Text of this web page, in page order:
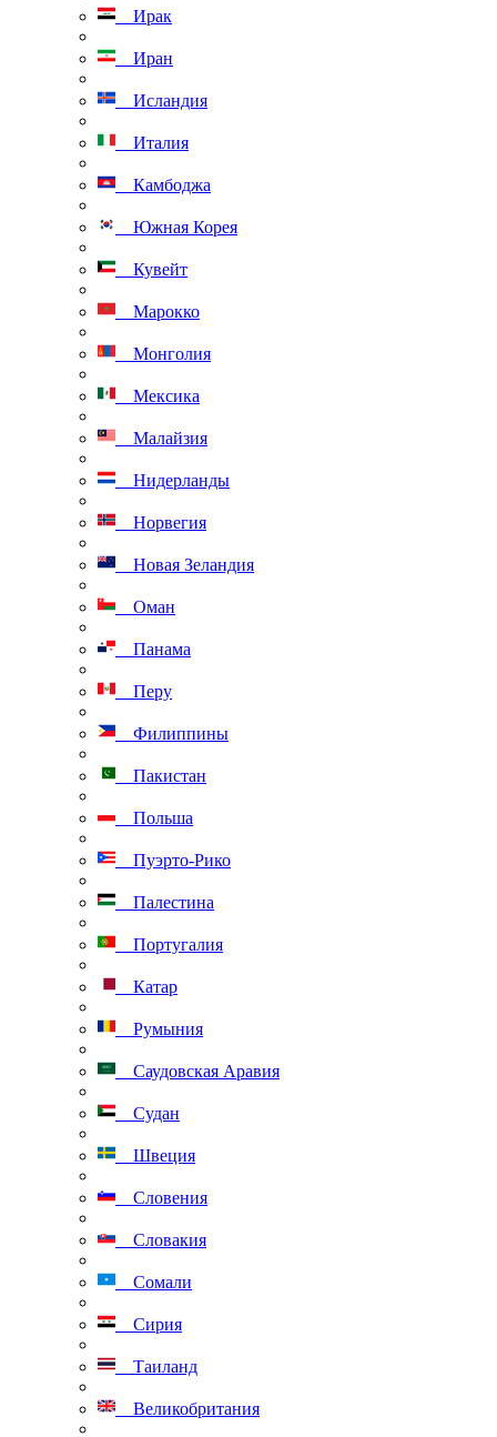
Ирак
Иран
Исландия
Италия
Камбоджа
Южная Корея
Кувейт
Марокко
Монголия
Мексика
Малайзия
Нидерланды
Норвегия
Новая Зеландия
Оман
Панама
Перу
Филиппины
Пакистан
Польша
Пуэрто-Рико
Палестина
Португалия
Катар
Румыния
Саудовская Аравия
Судан
Швеция
Словения
Словакия
Сомали
Сирия
Таиланд
Великобритания